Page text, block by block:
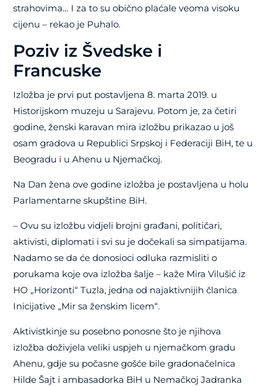
strahovima… I za to su obično plaćale veoma visoku
cijenu – rekao je Puhalo.
Poziv iz Švedske i
Francuske
Izložba je prvi put postavljena 8. marta 2019. u
Historijskom muzeju u Sarajevu. Potom je, za četiri
godine, ženski karavan mira izložbu prikazao u još
osam gradova u Republici Srpskoj i Federaciji BiH, te u
Beogradu i u Ahenu u Njemačkoj.
Na Dan žena ove godine izložba je postavljena u holu
Parlamentarne skupštine BiH.
– Ovu su izložbu vidjeli brojni građani, političari,
aktivisti, diplomati i svi su je dočekali sa simpatijama.
Nadamo se da će donosioci odluka razmisliti o
porukama koje ova izložba šalje – kaže Mira Vilušić iz
HO „Horizonti“ Tuzla, jedna od najaktivnijih članica
Inicijative „Mir sa ženskim licem“.
Aktivistkinje su posebno ponosne što je njihova
izložba doživjela veliki uspjeh u njemačkom gradu
Ahenu, gdje su počasne gošće bile gradonačelnica
Hilde Šajt i ambasadorka BiH u Nemačkoj Jadranka